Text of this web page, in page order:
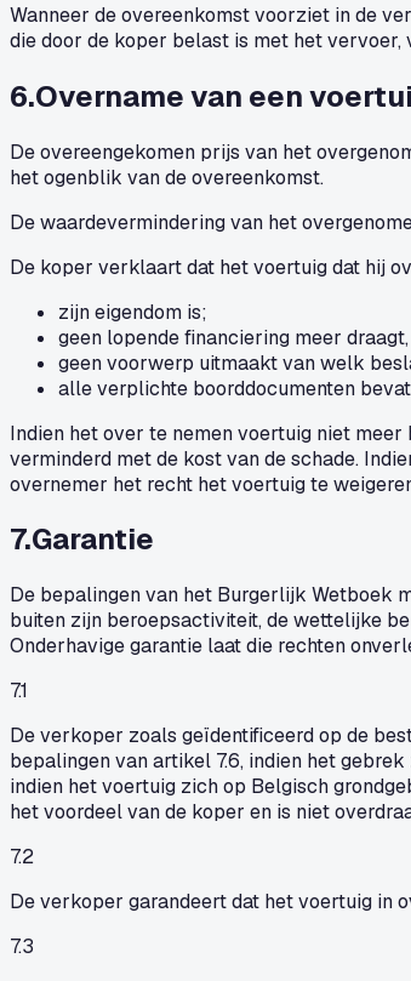
Wanneer de overeenkomst voorziet in de
die door de koper belast is met het
6.Overname van een
De overeengekomen prijs van het
het ogenblik van de overeenkomst.
De waardevermindering van het
De koper verklaart dat het voertuig dat hij
zijn eigendom is;
geen lopende financiering meer
geen voorwerp uitmaakt van welk
alle verplichte boorddocumenten
Indien het over te nemen voertuig niet
verminderd met de kost van de schade.
overnemer het recht het voertuig te
7.Garantie
De bepalingen van het Burgerlijk Wetboek
buiten zijn beroepsactiviteit, de wettelijke
Onderhavige garantie laat die rechten
7.1
De verkoper zoals geïdentificeerd op de
bepalingen van artikel 7.6, indien het
indien het voertuig zich op Belgisch
het voordeel van de koper en is niet
7.2
De verkoper garandeert dat het voertuig in
7.3